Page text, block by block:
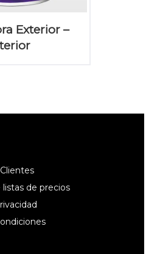
Exterior –
de precios